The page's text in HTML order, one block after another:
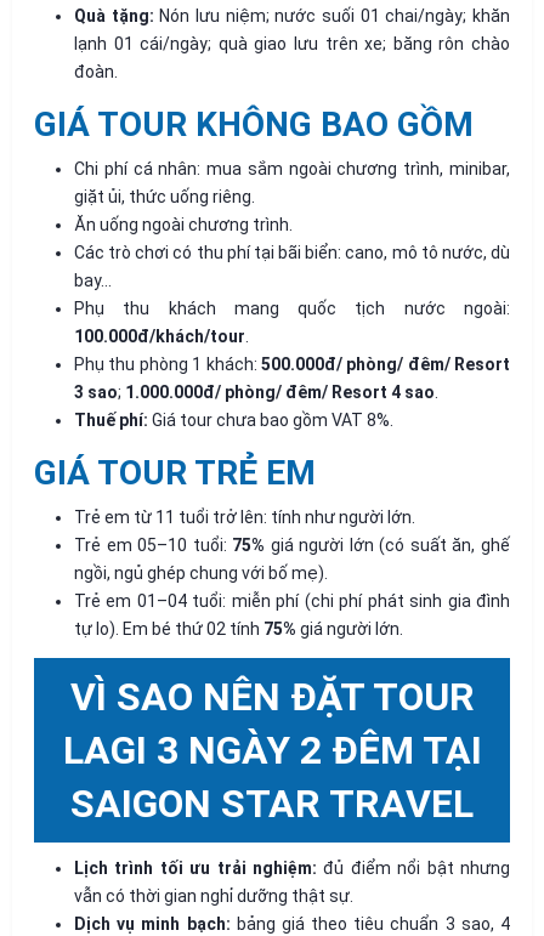
Quà tặng: Nón lưu niệm; nước suối 01 chai/ngày; khăn
lạnh 01 cái/ngày; quà giao lưu trên xe; băng rôn chào
đoàn.
GIÁ TOUR KHÔNG BAO GỒM
Chi phí cá nhân: mua sắm ngoài chương trình, minibar,
giặt ủi, thức uống riêng.
Ăn uống ngoài chương trình.
Các trò chơi có thu phí tại bãi biển: cano, mô tô nước, dù
bay...
Phụ thu khách mang quốc tịch nước ngoài:
100.000đ/khách/tour
Phụ thu phòng 1 khách: 500.000đ/ phòng/ đêm/ Resort
3 sao; 1.000.000đ/ phòng/ đêm/ Resort 4 sao
Thuế phí: Giá tour chưa bao gồm VAT 8%.
GIÁ TOUR TRẺ EM
Trẻ em từ 11 tuổi trở lên: tính như người lớn.
Trẻ em 05–10 tuổi: 75% giá người lớn (có suất ăn, ghế
ngồi, ngủ ghép chung với bố mẹ).
Trẻ em 01–04 tuổi: miễn phí (chi phí phát sinh gia đình
tự lo). Em bé thứ 02 tính 75% giá người lớn.
VÌ SAO NÊN ĐẶT TOUR
LAGI 3 NGÀY 2 ĐÊM TẠI
SAIGON STAR TRAVEL
Lịch trình tối ưu trải nghiệm: đủ điểm nổi bật nhưng
vẫn có thời gian nghỉ dưỡng thật sự.
Dịch vụ minh bạch: bảng giá theo tiêu chuẩn 3 sao, 4